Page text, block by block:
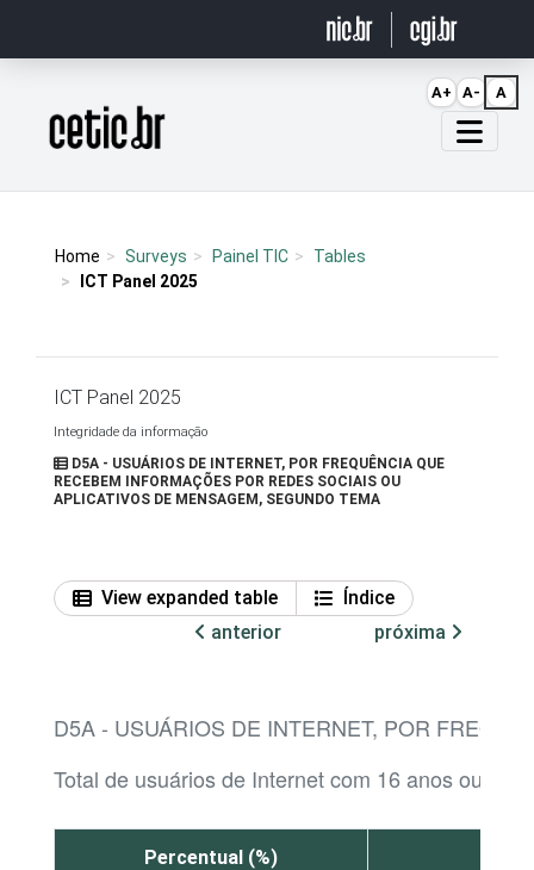
Página inicial
Home Surveys Painel TIC
Tables
ICT Panel 2025
ICT Panel 2025
Integridade da informação
D5A - USUÁRIOS DE INTERNET, POR FREQUÊNCIA QUE
RECEBEM INFORMAÇÕES POR REDES SOCIAIS OU
APLICATIVOS DE MENSAGEM, SEGUNDO TEMA
View expanded table
Índice
anterior
próxima
D5A - USUÁRIOS DE INTERNET, POR
Total de usuários de Internet com 16 anos ou mais
Percentual (%)
A+ A- A